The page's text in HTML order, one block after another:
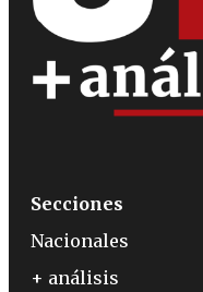
Secciones
Nacionales
+ análisis